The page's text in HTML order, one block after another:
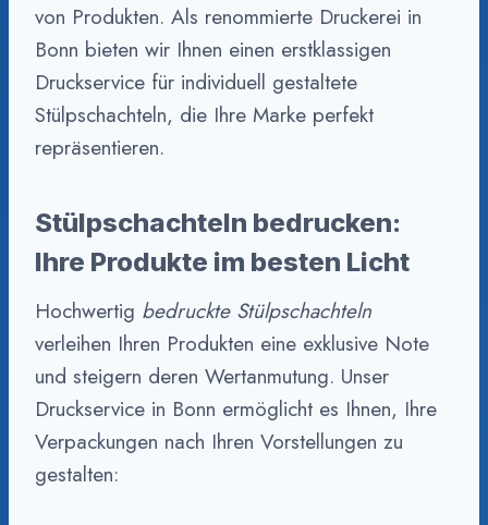
von Produkten. Als renommierte Druckerei in
Bonn bieten wir Ihnen einen erstklassigen
Druckservice für individuell gestaltete
Stülpschachteln, die Ihre Marke perfekt
repräsentieren.
Stülpschachteln bedrucken:
Ihre Produkte im besten Licht
Hochwertig bedruckte Stülpschachteln
verleihen Ihren Produkten eine exklusive Note
und steigern deren Wertanmutung. Unser
Druckservice in Bonn ermöglicht es Ihnen, Ihre
Verpackungen nach Ihren Vorstellungen zu
gestalten: